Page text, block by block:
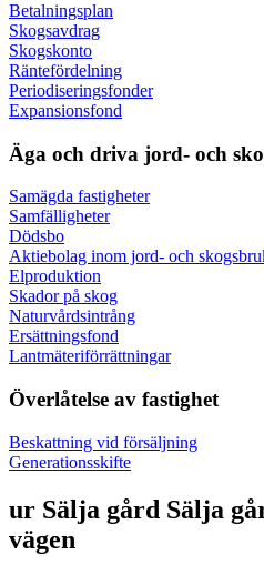
Betalningsplan
Skogsavdrag
Skogskonto
Räntefördelning
Periodiseringsfonder
Expansionsfond
Äga och driva jord- och
Samägda fastigheter
Samfälligheter
Dödsbo
Aktiebolag inom jord- och
Elproduktion
Skador på skog
Naturvårdsintrång
Ersättningsfond
Lantmäteriförrättningar
Överlåtelse av fastighet
Beskattning vid försäljning
Generationsskifte
ur Sälja gård Sälja
vägen